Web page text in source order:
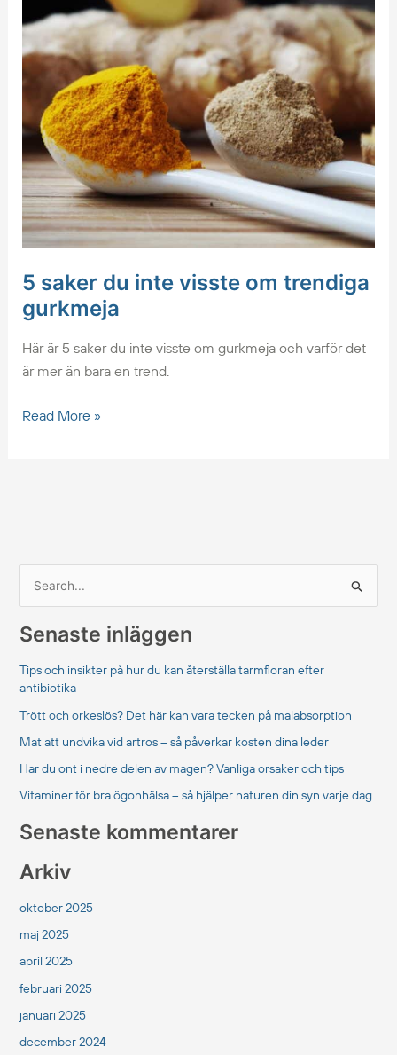
5 saker du inte visste om trendiga
gurkmeja
Här är 5 saker du inte visste om gurkmeja och varför det
är mer än bara en trend.
om
trendiga
gurkmeja
Read More »
ö
k
f
t
Senaste inläggen
Tips och insikter på hur du kan återställa tarmfloran efter
antibiotika
Trött och orkeslös? Det här kan vara tecken på malabsorption
Mat att undvika vid artros – så påverkar kosten dina leder
Har du ont i nedre delen av magen? Vanliga orsaker och tips
Vitaminer för bra ögonhälsa – så hjälper naturen din syn varje dag
Senaste kommentarer
Arkiv
oktober 2025
maj 2025
april 2025
februari 2025
januari 2025
december 2024